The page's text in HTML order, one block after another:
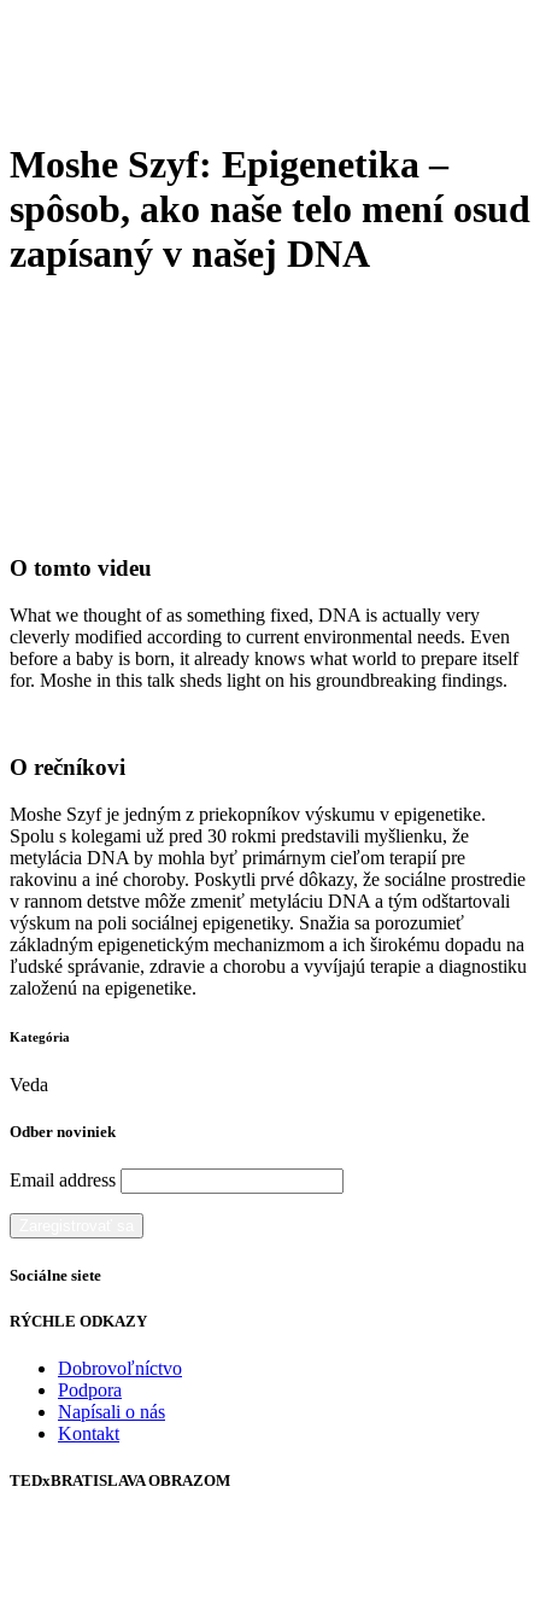
Moshe Szyf: Epigenetika –
spôsob, ako naše telo mení osud
zapísaný v našej DNA
O tomto videu
What we thought of as something fixed, DNA is actually very
cleverly modified according to current environmental needs. Even
before a baby is born, it already knows what world to prepare itself
for. Moshe in this talk sheds light on his groundbreaking findings.
O rečníkovi
Moshe Szyf je jedným z priekopníkov výskumu v epigenetike.
Spolu s kolegami už pred 30 rokmi predstavili myšlienku, že
metylácia DNA by mohla byť primárnym cieľom terapií pre
rakovinu a iné choroby. Poskytli prvé dôkazy, že sociálne prostredie
v rannom detstve môže zmeniť metyláciu DNA a tým odštartovali
výskum na poli sociálnej epigenetiky. Snažia sa porozumieť
základným epigenetickým mechanizmom a ich širokému dopadu na
ľudské správanie, zdravie a chorobu a vyvíjajú terapie a diagnostiku
založenú na epigenetike.
Kategória
Veda
Odber noviniek
Email address
Sociálne siete
RÝCHLE ODKAZY
Dobrovoľníctvo
Podpora
Napísali o nás
Kontakt
TEDxBRATISLAVA OBRAZOM